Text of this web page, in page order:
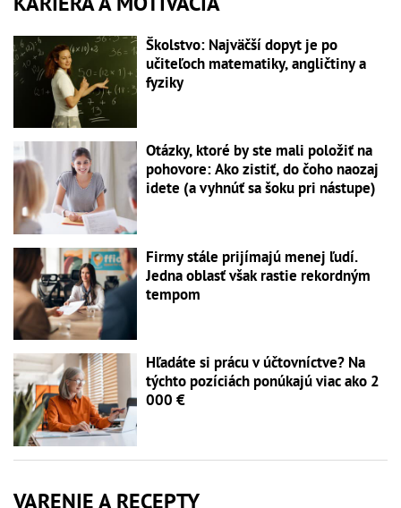
Školstvo: Najväčší dopyt je po
učiteľoch matematiky, angličtiny a
fyziky
Otázky, ktoré by ste mali položiť na
pohovore: Ako zistiť, do čoho naozaj
idete (a vyhnúť sa šoku pri nástupe)
Firmy stále prijímajú menej ľudí.
Jedna oblasť však rastie rekordným
tempom
Hľadáte si prácu v účtovníctve? Na
týchto pozíciách ponúkajú viac ako 2
000 €
VARENIE A RECEPTY